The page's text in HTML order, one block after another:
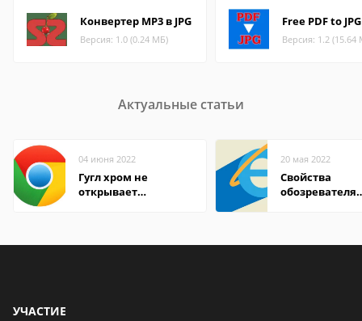
Конвертер MP3 в JPG
Версия: 1.0 (0.24 МБ)
Free PDF to JPG
Версия: 1.2 (15.64
Актуальные статьи
04 июня 2022
Гугл хром не
открывает
20 мая 2022
Свойства
обозревателя
УЧАСТИЕ